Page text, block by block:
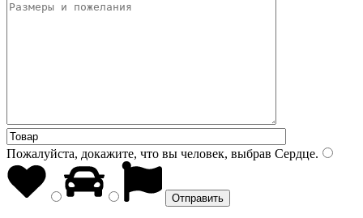
Пожалуйста, докажите, что вы человек, выбрав Сердце.